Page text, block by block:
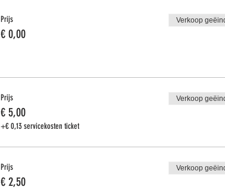
Prijs
€ 0,00
Verkoop
Prijs
€ 5,00
+€ 0,13 servicekosten ticket
Verkoop
Prijs
€ 2,50
Verkoop